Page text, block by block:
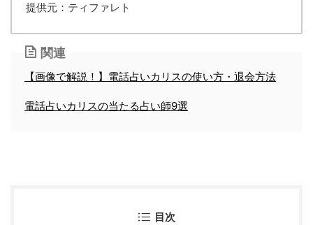
提供元：ティファレト
関連
【画像で解説！】電話占いカリスの使い方・退会方法
電話占いカリスの当たる占い師9選
目次